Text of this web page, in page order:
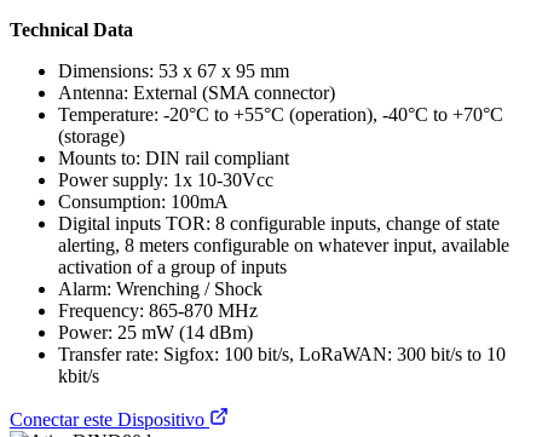
Technical Data
Dimensions: 53 x 67 x 95 mm
Antenna: External (SMA connector)
Temperature: -20°C to +55°C (operation), -40°C to +70°C
(storage)
Mounts to: DIN rail compliant
Power supply: 1x 10-30Vcc
Consumption: 100mA
Digital inputs TOR: 8 configurable inputs, change of state
alerting, 8 meters configurable on whatever input, available
activation of a group of inputs
Alarm: Wrenching / Shock
Frequency: 865-870 MHz
Power: 25 mW (14 dBm)
Transfer rate: Sigfox: 100 bit/s, LoRaWAN: 300 bit/s to 10
kbit/s
Conectar este Dispositivo